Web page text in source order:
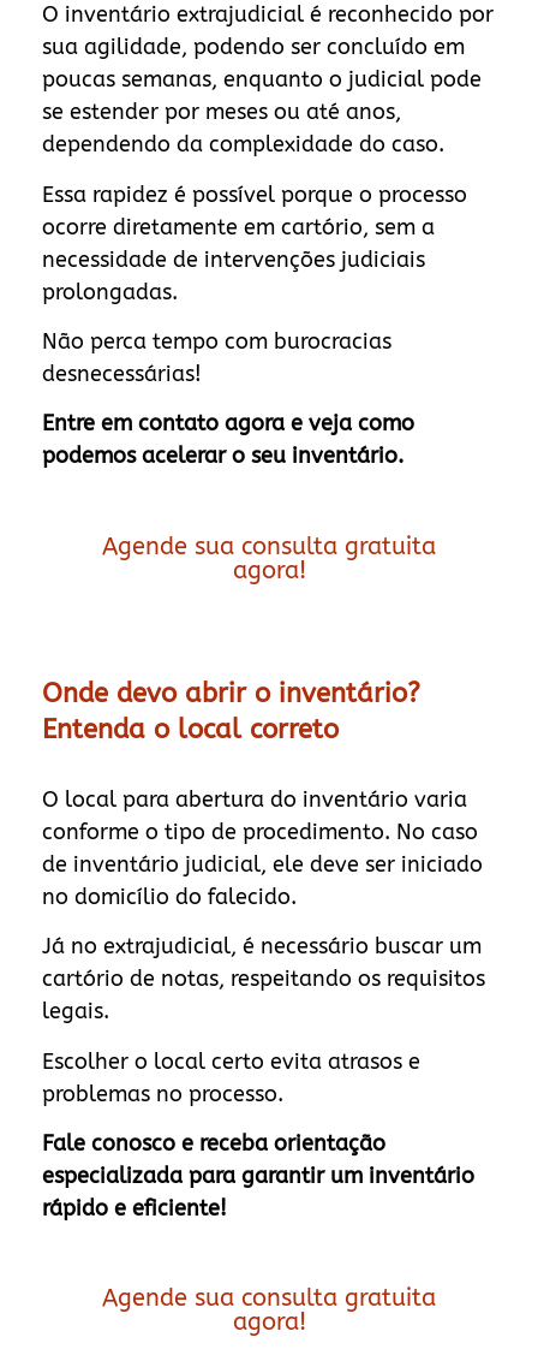
O inventário extrajudicial é reconhecido por
sua agilidade, podendo ser concluído em
poucas semanas, enquanto o judicial pode
se estender por meses ou até anos,
dependendo da complexidade do caso.
Essa rapidez é possível porque o processo
ocorre diretamente em cartório, sem a
necessidade de intervenções judiciais
prolongadas.
Não perca tempo com burocracias
desnecessárias!
Entre em contato agora e veja como
podemos acelerar o seu inventário.
Agende sua consulta gratuita
agora!
Onde devo abrir o inventário?
Entenda o local correto
O local para abertura do inventário varia
conforme o tipo de procedimento. No caso
de inventário judicial, ele deve ser iniciado
no domicílio do falecido.
Já no extrajudicial, é necessário buscar um
cartório de notas, respeitando os requisitos
legais.
Escolher o local certo evita atrasos e
problemas no processo.
Fale conosco e receba orientação
especializada para garantir um inventário
rápido e eficiente!
Agende sua consulta gratuita
agora!